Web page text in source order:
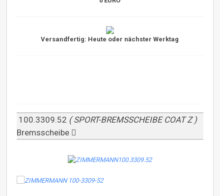
Versandfertig: Heute oder nächster Werktag
100.3309.52 ( SPORT-BREMSSCHEIBE COAT Z )
Bremsscheibe